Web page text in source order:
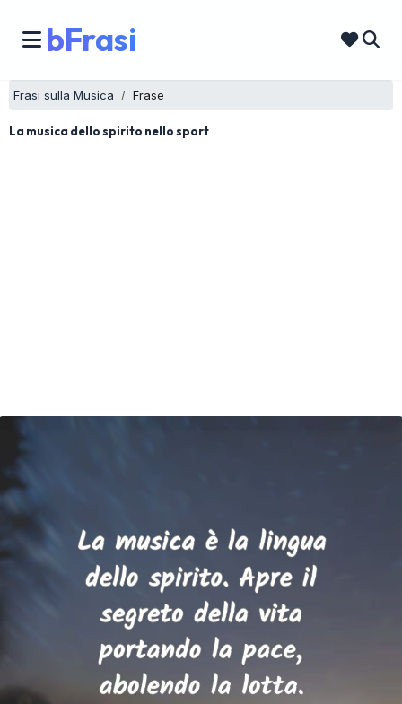
bFrasi
Frasi sulla Musica Frase
La musica dello spirito nello sport